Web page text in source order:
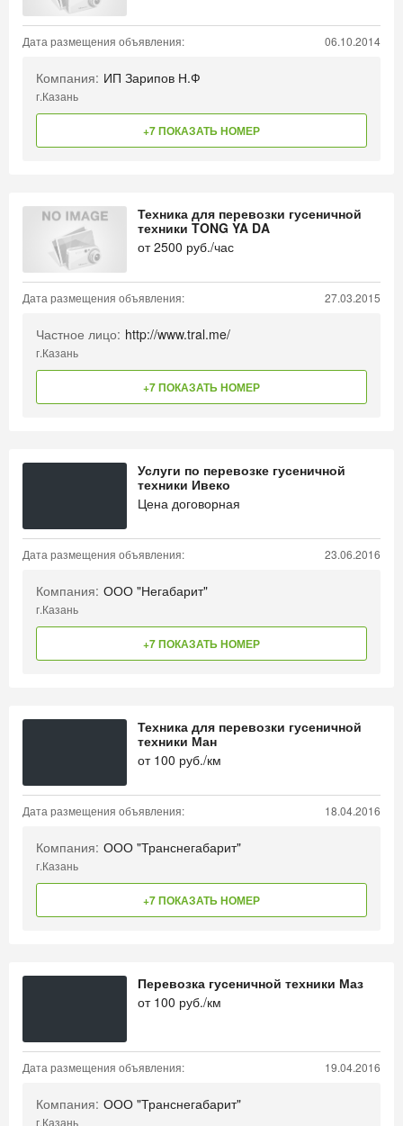
Дата размещения объявления: 06.10.2014
Компания: ИП Зарипов Н.Ф
г.Казань
+7 ПОКАЗАТЬ НОМЕР
Техника для перевозки гусеничной
техники TONG YA DA
от2500 руб./час
Дата размещения объявления: 27.03.2015
Частное лицо: http://www.tral.me/
г.Казань
+7 ПОКАЗАТЬ НОМЕР
Услуги по перевозке гусеничной
техники Ивеко
Цена договорная
Дата размещения объявления: 23.06.2016
Компания: ООО "Негабарит"
г.Казань
+7 ПОКАЗАТЬ НОМЕР
Техника для перевозки гусеничной
техники Ман
от 100 руб./км
Дата размещения объявления: 18.04.2016
Компания: ООО "Транснегабарит"
г.Казань
+7 ПОКАЗАТЬ НОМЕР
Перевозка гусеничной техники Маз
от 100 руб./км
Дата размещения объявления: 19.04.2016
Компания: ООО "Транснегабарит"
г.Казань